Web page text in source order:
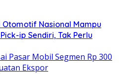
Nasional Mampu
ip Sendiri, Tak Perlu